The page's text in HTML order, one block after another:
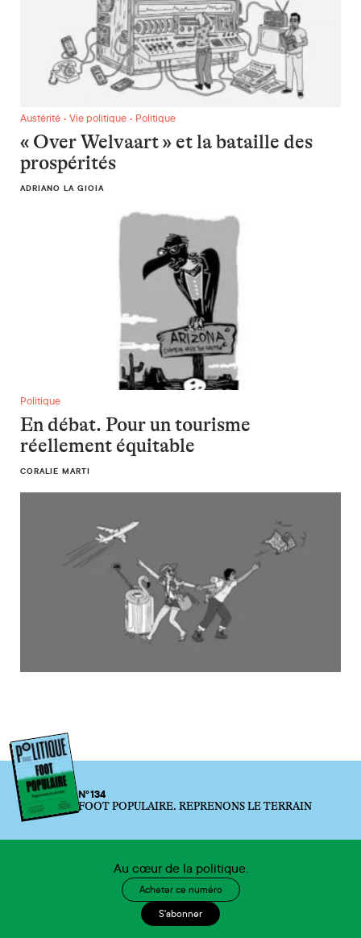
« Over Welvaart » et la bataille des prospérités
Austérité • Vie politique • Politique
« Over Welvaart » et la bataille des
prospérités
ADRIANO LA GIOIA
En débat. Pour un tourisme réellement équitable
Politique
En débat. Pour un tourisme
réellement équitable
CORALIE MARTI
N°134
FOOT POPULAIRE. REPRENONS LE TERRAIN
Au cœur de la politique.
Acheter ce numéro
S'abonner